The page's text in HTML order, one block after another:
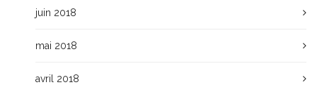
juin 2018
mai 2018
avril 2018